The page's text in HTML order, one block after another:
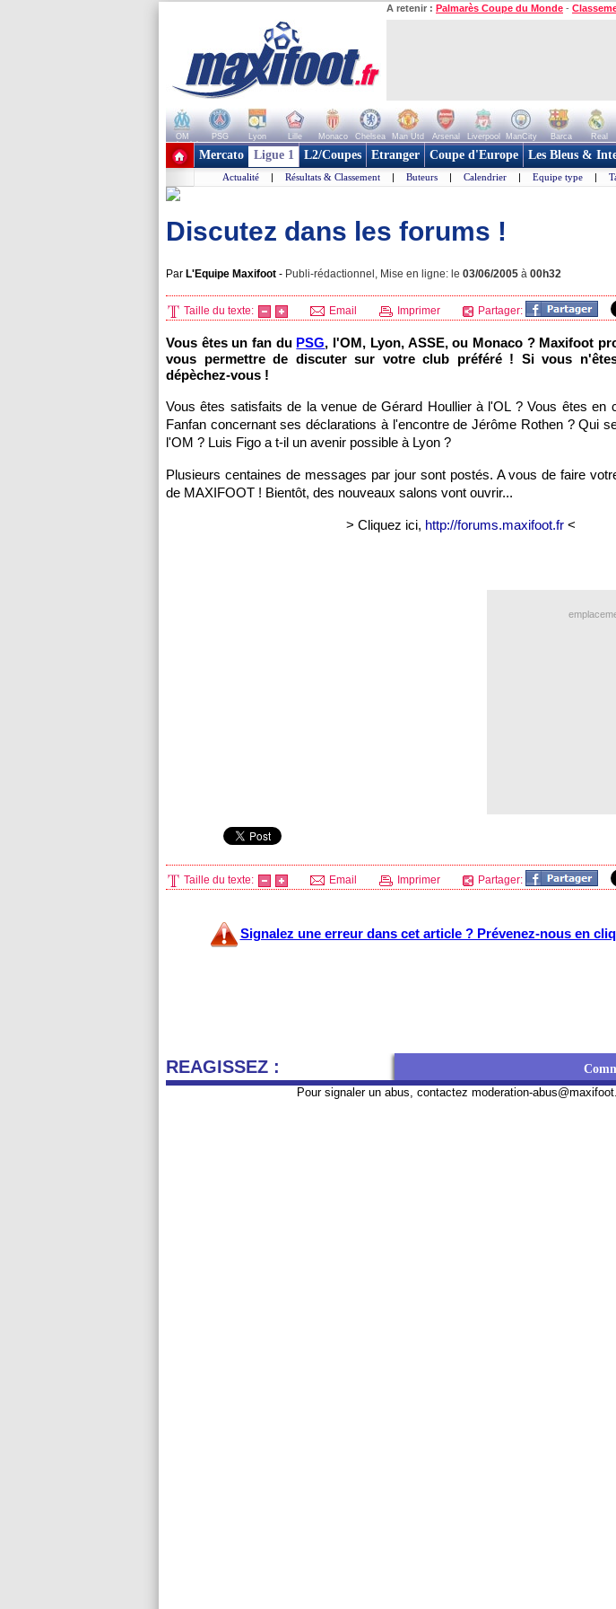
A retenir : Palmarès Coupe du Monde -
OM PSG Lyon Lille Monaco Chelsea Man Utd Arsenal Liverpool ManCity Barca Real
+ de clubs
Mercato Ligue 1 L2/Coupes Etranger Coupe d'Europe Les Bleus &
Actualité | Résultats & Classement | Buteurs | Calendrier | Equipe type |
Discutez dans les forums !
Par L'Equipe Maxifoot - Publi-rédactionnel, Mise en ligne: le 03/06/2005 à 00h32
Taille du texte: Email Imprimer Partager:
Vous êtes un fan du PSG, l'OM, Lyon, ASSE, ou Monaco? Maxifoot
vous permettre de discuter sur votre club préféré ! Si vous
dépèchez-vous !
Vous êtes satisfaits de la venue de Gérard Houllier à l'OL? Vous êtes en
Fanfan concernant ses déclarations à l'encontre de Jérôme Rothen ? Qui
l'OM ? Luis Figo a t-il un avenir possible à Lyon ?
Plusieurs centaines de messages par jour sont postés. A vous de faire
de MAXIFOOT ! Bientôt, des nouveaux salons vont ouvrir...
> Cliquez ici, http://forums.maxifoot.fr <
Taille du texte: Email Imprimer Partager:
Signalez une erreur dans cet article ? Prévenez-nous en
REAGISSEZ :
Pour signaler un abus, contactez moderation-